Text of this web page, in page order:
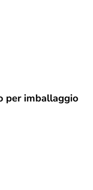
per imballaggio